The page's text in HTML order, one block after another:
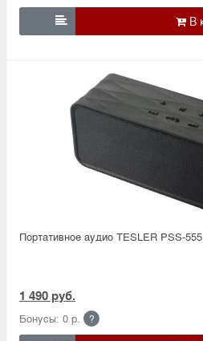

Портативное аудио TESLER PSS-555
1 490 руб.
Бонусы: 0 р. ?